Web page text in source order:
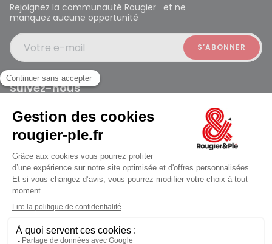
Rejoignez la communauté Rougier et ne
manquez aucune opportunité
Votre e-mail
Suivez-nous
Rougier et Plé 2024 Copyright
Mentions légales
Conditions générales des ventes